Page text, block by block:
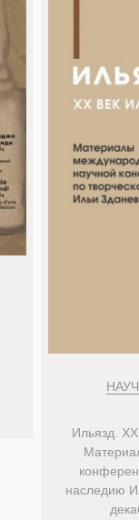
Ильязд.
наследию